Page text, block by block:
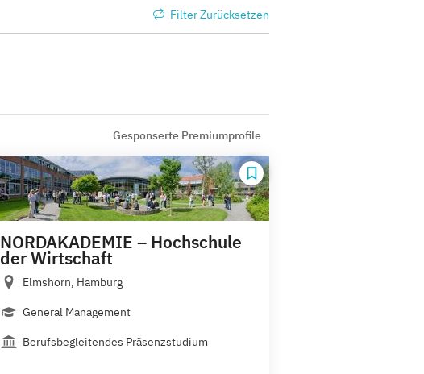
Filter Zurücksetzen
Gesponserte Premiumprofile
NORDAKADEMIE – Hochschule
der Wirtschaft
Elmshorn, Hamburg
General Management
Berufsbegleitendes Präsenzstudium